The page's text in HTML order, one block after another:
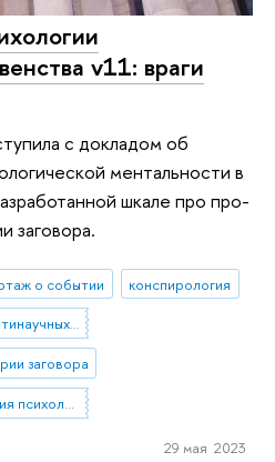
v11: враги
с докладом об
ментальности в
шкале про про-
заговора.
о событии
конспирология
Проектная группа «Связь антинаучных и конспирологических верований с благополучием и заботой о здоровье у россиян»
заговора
Научно-учебная лаборатория психологии социального неравенства
29 мая 2023